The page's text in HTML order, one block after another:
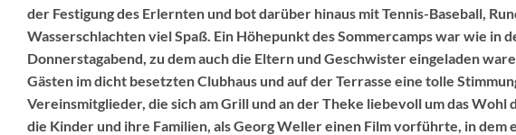
der Festigung des Erlernten und bot darüber hinaus mit Tennis-Baseball,
Wasserschlachten viel Spaß. Ein Höhepunkt des Sommercamps war wie in
Donnerstagabend, zu dem auch die Eltern und Geschwister eingeladen
Gästen im dicht besetzten Clubhaus und auf der Terrasse eine tolle
Vereinsmitglieder, die sich am Grill und an der Theke liebevoll um das
die Kinder und ihre Familien, als Georg Weller einen Film vorführte, in